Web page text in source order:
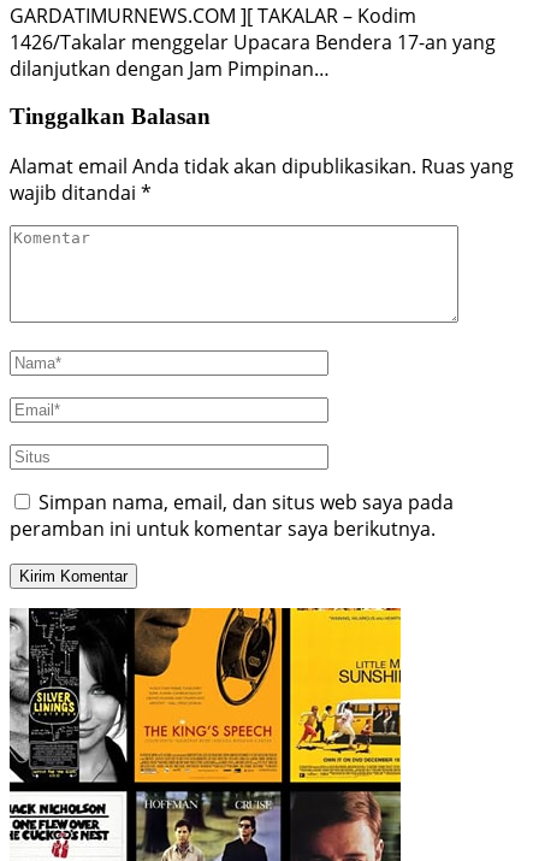
GARDATIMURNEWS.COM ][ TAKALAR – Kodim
1426/Takalar menggelar Upacara Bendera 17-an yang
dilanjutkan dengan Jam Pimpinan…
Tinggalkan Balasan
Alamat email Anda tidak akan dipublikasikan. Ruas yang
wajib ditandai *
Simpan nama, email, dan situs web saya pada
peramban ini untuk komentar saya berikutnya.